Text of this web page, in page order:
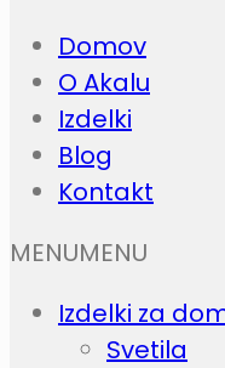
Domov
O Akalu
Izdelki
Blog
Kontakt
MENUMENU
Izdelki za
Svetila